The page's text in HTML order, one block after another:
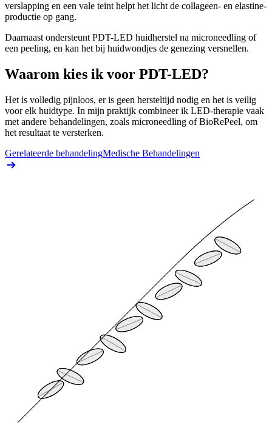
verslapping en een vale teint helpt het licht de collageen- en elastine-
productie op gang.
Daarnaast ondersteunt PDT-LED huidherstel na microneedling of
een peeling, en kan het bij huidwondjes de genezing versnellen.
Waarom kies ik voor PDT-LED?
Het is volledig pijnloos, er is geen hersteltijd nodig en het is veilig
voor elk huidtype. In mijn praktijk combineer ik LED-therapie vaak
met andere behandelingen, zoals microneedling of BioRePeel, om
het resultaat te versterken.
Gerelateerde behandelingMedische Behandelingen